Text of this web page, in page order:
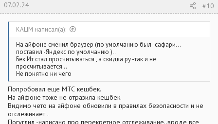
07.02.24 #10
KALIM написал(а):
На айфоне сменил браузер (по умолчанию был -сафари…
поставил -Яндекс по умолчанию )..
Бек Ит стал просчитываться , а скидка ру -так и не
просчитывается ..
Не понятно ни чего
Попробовал еще МТС кешбек.
На айфоне тоже не отразила кешбек.
Видимо чето на айфоне обновили в правилах безопасности и не
отслеживает .
Погуглил -написано про перекретное отслеживание..вроде все